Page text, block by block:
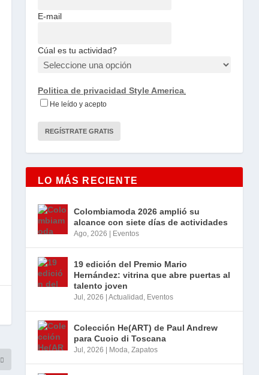
E-mail
Cúal es tu actividad?
Politica de privacidad Style America.
He leído y acepto
LO MÁS RECIENTE
Colombiamoda 2026 amplió su
alcance con siete días de actividades
Ago, 2026 Eventos
19 edición del Premio Mario
Hernández: vitrina que abre puertas al
talento joven
Jul, 2026 Actualidad , Eventos
Colección He(ART) de Paul Andrew
para Cuoio di Toscana
Jul, 2026 Moda, Zapatos